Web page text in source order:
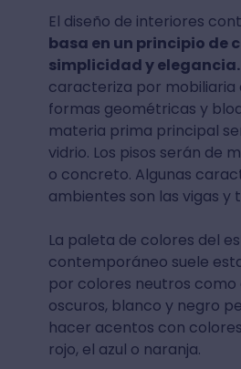
El diseño de interiores
basa en un principio de
simplicidad y elegancia.
caracteriza por mobiliaria
formas geométricas y
materia prima principal
vidrio. Los pisos serán de
o concreto. Algunas
ambientes son las vigas y
La paleta de colores del
contemporáneo suele
por colores neutros como
oscuros, blanco y negro
hacer acentos con
rojo, el azul o naranja.